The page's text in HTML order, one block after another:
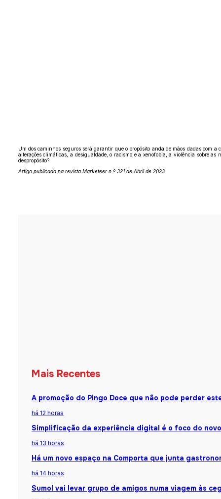
Um dos caminhos seguros será garantir que o propósito anda de mãos dadas com
alterações climáticas, a desigualdade, o racismo e a xenofobia, a violência sobre
despropósito?
Artigo publicado na revista Marketeer n.º 321 de Abril de 2023
Mais Recentes
A promoção do Pingo Doce que não pode perder
há 12 horas
Simplificação da experiência digital é o foco do
há 13 horas
Há um novo espaço na Comporta que junta
há 14 horas
Sumol vai levar grupo de amigos numa viagem às